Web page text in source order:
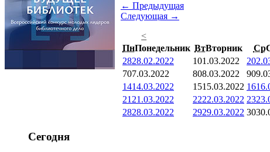
← Предыдущая
Следующая →
<
ПнПонедельник ВтВторник Ср
2828.02.2022 101.03.2022 2
707.03.2022 808.03.2022 9
1414.03.2022 1515.03.2022 16
21 21.03.2022 2222.03.2022 23
2828.03.2022 2929.03.2022 30
Сегодня